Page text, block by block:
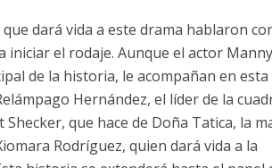
dará vida a este drama hablaron
iniciar el rodaje. Aunque el actor Manny
de la historia, le acompañan en esta
Hernández, el líder de la
que hace de Doña Tatica, la
Rodríguez, quien dará vida a la